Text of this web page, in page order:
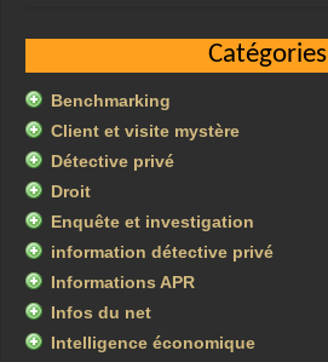
Catégories
Benchmarking
Client et visite mystère
Détective privé
Droit
Enquête et investigation
information détective privé
Informations APR
Infos du net
Intelligence économique